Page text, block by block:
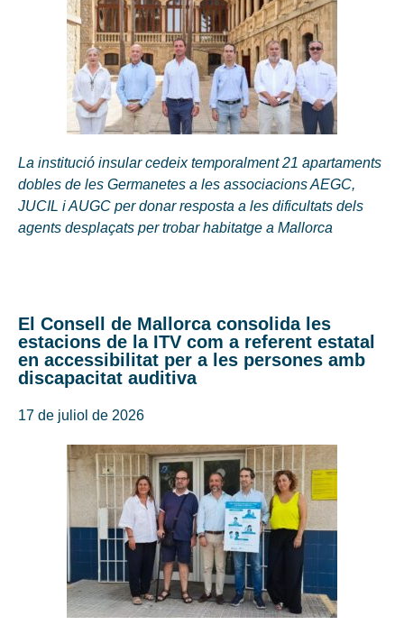
La institució insular cedeix temporalment 21 apartaments
dobles de les Germanetes a les associacions AEGC,
JUCIL i AUGC per donar resposta a les dificultats dels
agents desplaçats per trobar habitatge a Mallorca
El Consell de Mallorca consolida les
estacions de la ITV com a referent estatal
en accessibilitat per a les persones amb
discapacitat auditiva
17 de juliol de 2026